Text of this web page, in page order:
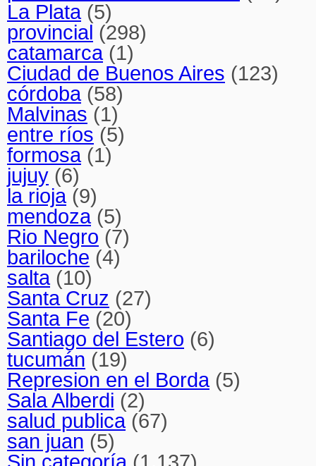
La Plata(5)
provincial (298)
catamarca(1)
Ciudad de Buenos Aires (123)
córdoba(58)
Malvinas (1)
entre ríos (5)
formosa(1)
jujuy (6)
la rioja(9)
mendoza(5)
Rio Negro (7)
bariloche (4)
salta(10)
Santa Cruz (27)
Santa Fe (20)
Santiago del Estero (6)
tucumán (19)
Represion en el Borda(5)
Sala Alberdi (2)
salud publica(67)
san juan (5)